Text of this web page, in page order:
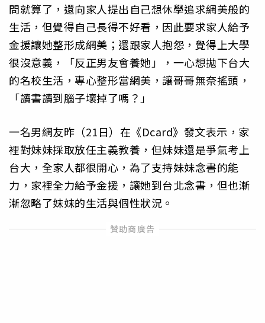
問就算了，還向家人提出自己想休學追求網美般的
生活，但覺得自己長得不好看，因此要求家人給予
金援讓她整形成網美；還跟家人抱怨，覺得上大學
很沒意義，「反正男友會養她」，一心想拋下台大
的名校生活，專心整形當網美，讓哥哥無奈搖頭，
「讀書讀到腦子壞掉了嗎？」
一名男網友昨（21日）在《Dcard》發文表示，家
裡對妹妹採取放任主義教養，但妹妹還是爭氣考上
台大，全家人都很開心，為了支持妹妹念書的能
力，家裡全力給予金援，讓她到台北念書，但也漸
漸忽略了妹妹的生活與個性狀況。